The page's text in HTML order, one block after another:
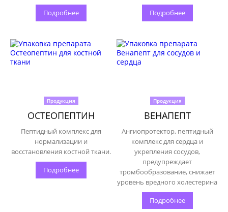
Подробнее
Подробнее
Продукция
ОСТЕОПЕПТИН
Пептидный комплекс для
нормализации и
восстановления костной ткани.
Подробнее
Продукция
ВЕНАПЕПТ
Ангиопротектор, пептидный
комплекс для сердца и
укрепления сосудов,
предупреждает
тромбообразование, снижает
уровень вредного холестерина
Подробнее